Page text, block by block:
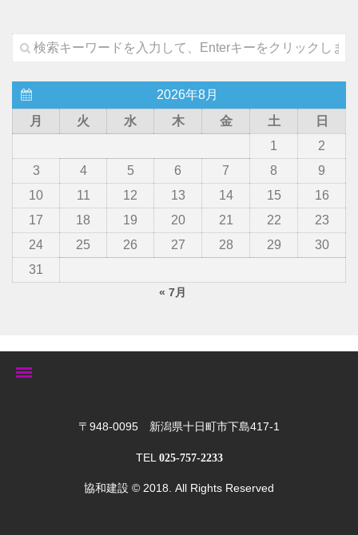
2026年8月
月
火 水 木 金 土
日
1
2
3
4 5 6 7 8
9
10
11 12 13 14 15
16
17
18 19 20 21 22
23
24
25 26 27 28 29
30
31
« 7月
〒948-0095 新潟県十日町市下島417-1
TEL 025-757-2233
協和建設 © 2018. All Rights Reserved